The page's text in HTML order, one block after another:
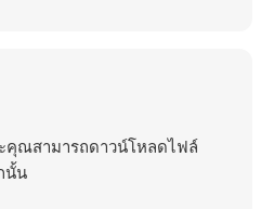
คุณสามารถดาวน์โหลดไฟล์
นั้น